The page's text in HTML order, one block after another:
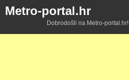
Metro-portal.hr
Dobrodošli na Metro-portal.hr!